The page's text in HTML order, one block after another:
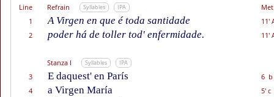
Line Refrain Syllables IPA
1
A Virgen en que é toda santidade
11'
2
poder há de toller tod' enfermidade. 11'
Stanza I Syllables IPA
3 E daquest' en París
6 b
4
a Virgen María
5' c